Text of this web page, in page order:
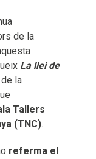
de la
La llei de
la
Tallers
(TNC).
referma el